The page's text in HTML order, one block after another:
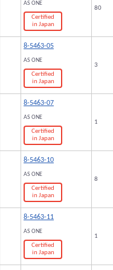
AS ONE
Certified
in Japan
80
8-5463-05
AS ONE
Certified
in Japan
3
8-5463-07
AS ONE
Certified
in Japan
1
8-5463-10
AS ONE
Certified
in Japan
8
8-5463-11
AS ONE
Certified
in Japan
1